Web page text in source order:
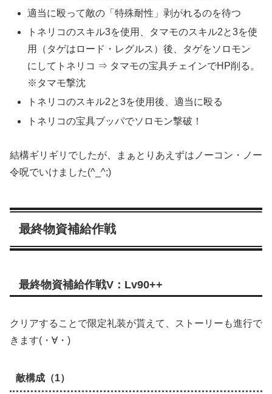
適当に殴って敵の「特殊耐性」剥がれるのを待つ
トネリコのスキル3を使用、タマモのスキル2と3を使
用（タゲはロード・レグルス）後、タゲをソロモン
にしてトネリコ ⇒ タマモの宝具チェインでHP削る。
※タマモ撃沈
トネリコのスキル2と3を使用後、適当に殴る
トネリコの宝具ブッパでソロモン撃破！
結構ギリギリでしたが、まぁとりあえずはノーコン・ノー
令呪でいけました(^_^;)
最終物資補給作戦
最終物資補給作戦V：Lv90++
クリアすることで限定礼装が貰えて、ストーリーも進行で
きます(・∀・)
敵構成（1）